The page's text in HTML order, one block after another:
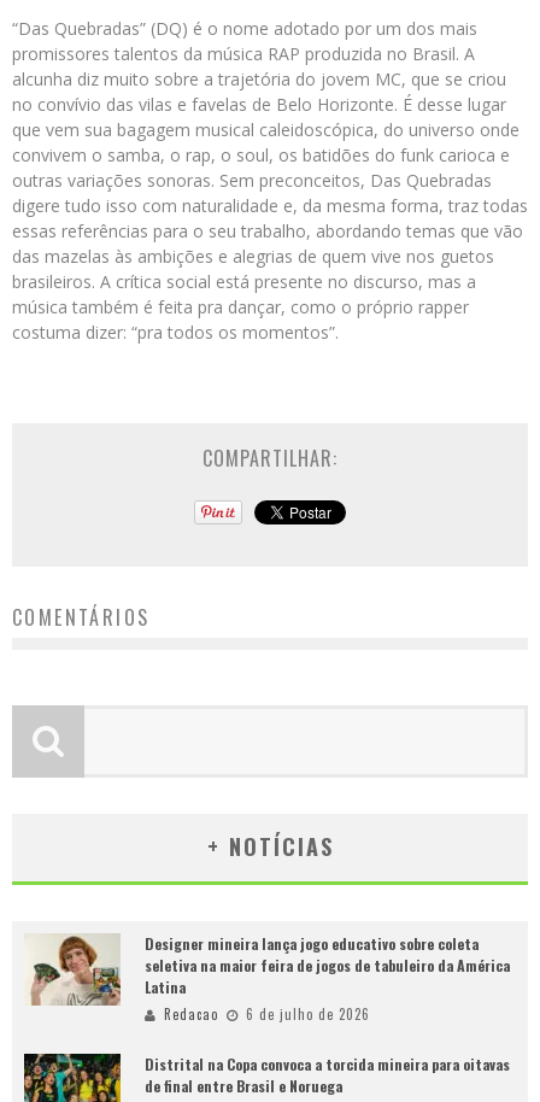
“Das Quebradas” (DQ) é o nome adotado por um dos mais
promissores talentos da música RAP produzida no Brasil. A
alcunha diz muito sobre a trajetória do jovem MC, que se criou
no convívio das vilas e favelas de Belo Horizonte. É desse lugar
que vem sua bagagem musical caleidoscópica, do universo onde
convivem o samba, o rap, o soul, os batidões do funk carioca e
outras variações sonoras. Sem preconceitos, Das Quebradas
digere tudo isso com naturalidade e, da mesma forma, traz todas
essas referências para o seu trabalho, abordando temas que vão
das mazelas às ambições e alegrias de quem vive nos guetos
brasileiros. A crítica social está presente no discurso, mas a
música também é feita pra dançar, como o próprio rapper
costuma dizer: “pra todos os momentos”.
COMPARTILHAR:
COMENTÁRIOS
+ NOTÍCIAS
Designer mineira lança jogo educativo sobre coleta
seletiva na maior feira de jogos de tabuleiro da América
Latina
Redacao 6 de julho de 2026
Distrital na Copa convoca a torcida mineira para oitavas
de final entre Brasil e Noruega